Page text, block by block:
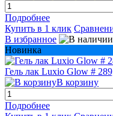
Подробнее
Купить в 1 клик
В избранное
Новинка
Гель лак Luxio Glow #
В корзину
Подробнее